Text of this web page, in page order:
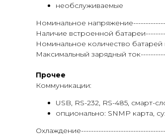
необслуживаемые
Номинальное
Наличие встроенной
Номинальное количество
Максимальный зарядный
Прочее
Коммуникации:
USB, RS-232, RS-485, смарт-
опционально: SNMP карта,